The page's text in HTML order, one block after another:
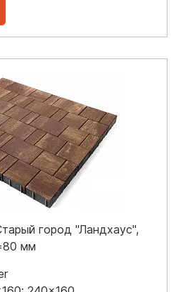
город "Ландхаус",
мм